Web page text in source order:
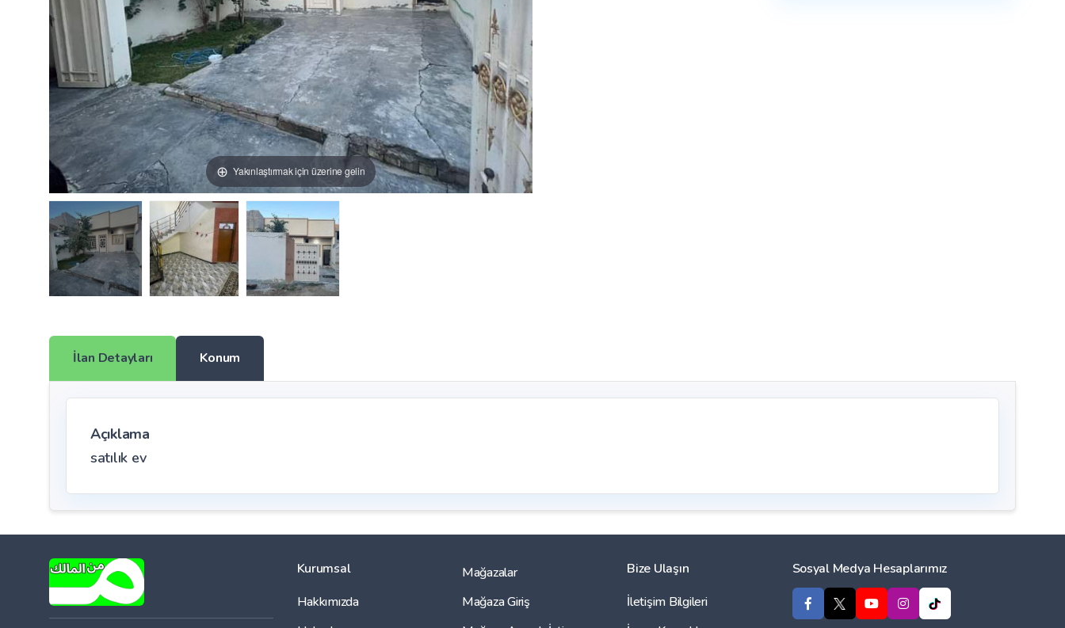
Yakınlaştırmak için üzerine gelin
İlan Detayları Konum
Açıklama
satılık ev
Kurumsal
Hakkımızda
Mağazalar
Mağaza Giriş
Bize Ulaşın
İletişim Bilgileri
Sosyal Medya Hesaplarımız